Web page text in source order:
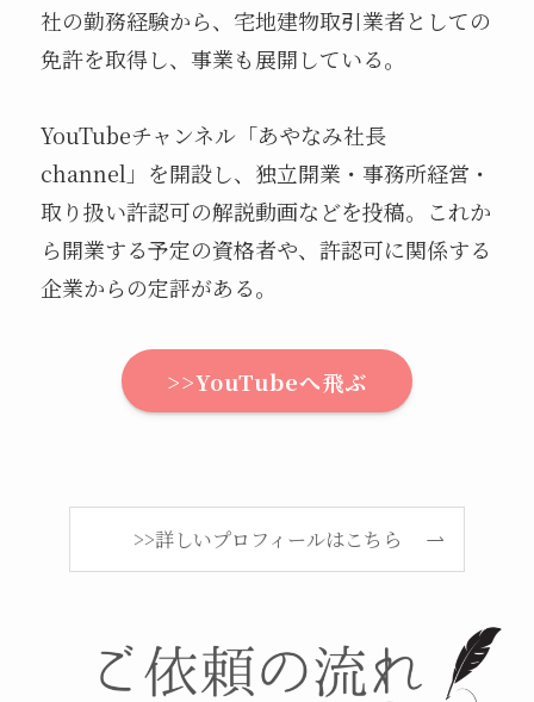
社の勤務経験から、宅地建物取引業者としての
免許を取得し、事業も展開している。
YouTubeチャンネル「あやなみ社長
channel」を開設し、独立開業・事務所経営・
取り扱い許認可の解説動画などを投稿。これか
ら開業する予定の資格者や、許認可に関係する
企業からの定評がある。
>>YouTubeへ飛ぶ
>>詳しいプロフィールはこちら